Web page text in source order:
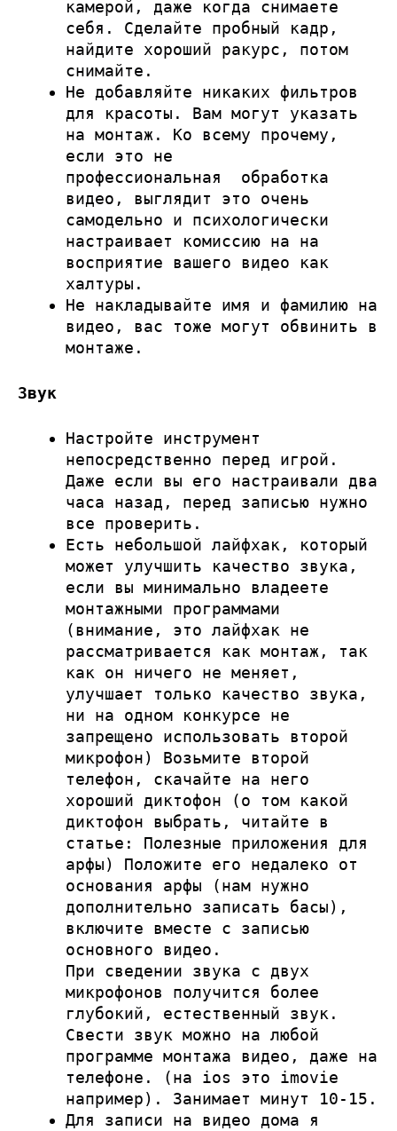
камерой, даже когда снимаете
себя. Сделайте пробный кадр,
найдите хороший ракурс, потом
снимайте.
Не добавляйте никаких фильтров
для красоты. Вам могут указать
на монтаж. Ко всему прочему,
если это не
профессиональная обработка
видео, выглядит это очень
самодельно и психологически
настраивает комиссию на на
восприятие вашего видео как
халтуры.
Не накладывайте имя и фамилию на
видео, вас тоже могут обвинить в
монтаже.
Звук
Настройте инструмент
непосредственно перед игрой.
Даже если вы его настраивали два
часа назад, перед записью нужно
все проверить.
Есть небольшой лайфхак, который
может улучшить качество звука,
если вы минимально владеете
монтажными программами
(внимание, это лайфхак не
рассматривается как монтаж, так
как он ничего не меняет,
улучшает только качество звука,
ни на одном конкурсе не
запрещено использовать второй
микрофон) Возьмите второй
телефон, скачайте на него
хороший диктофон (о том какой
диктофон выбрать, читайте в
статье: Полезные приложения для
арфы)
Положите его недалеко от
основания арфы (нам нужно
дополнительно записать басы),
включите вместе с записью
основного видео.
При сведении звука с двух
микрофонов получится более
глубокий, естественный звук.
Свести звук можно на любой
программе монтажа видео, даже на
телефоне. (на ios это imovie
например). Занимает минут 10-15.
Для записи на видео дома я